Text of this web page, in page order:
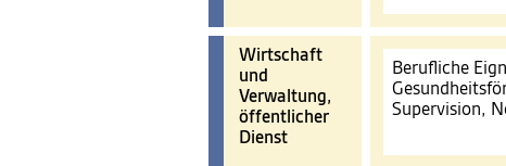
Wirtschaft
und
Verwaltung,
öffentlicher
Dienst
Berufliche
Supervision,